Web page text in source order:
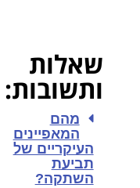
שאלות
ותשובות:
מהם
המאפיינים
העיקריים של
תביעת
השתקה?